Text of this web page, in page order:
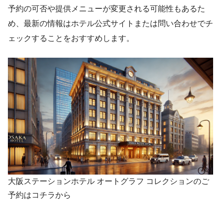
予約の可否や提供メニューが変更される可能性もあるた
め、最新の情報はホテル公式サイトまたは問い合わせでチ
ェックすることをおすすめします。
大阪ステーションホテル オートグラフ コレクションのご
予約はコチラから